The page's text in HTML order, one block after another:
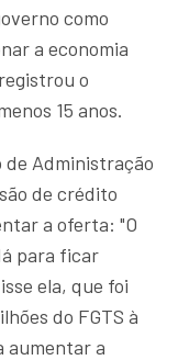
como
a economia
o
15 anos.
de Administração
de crédito
a oferta: "O
para ficar
ela, que foi
do FGTS à
aumentar a